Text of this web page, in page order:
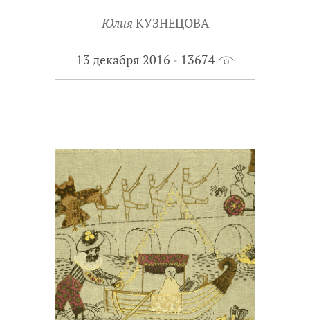
Юлия КУЗНЕЦОВА
13 декабря 2016 13674